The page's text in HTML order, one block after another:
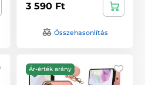
3 590 Ft
Összehasonlítás
Ár-érték arány